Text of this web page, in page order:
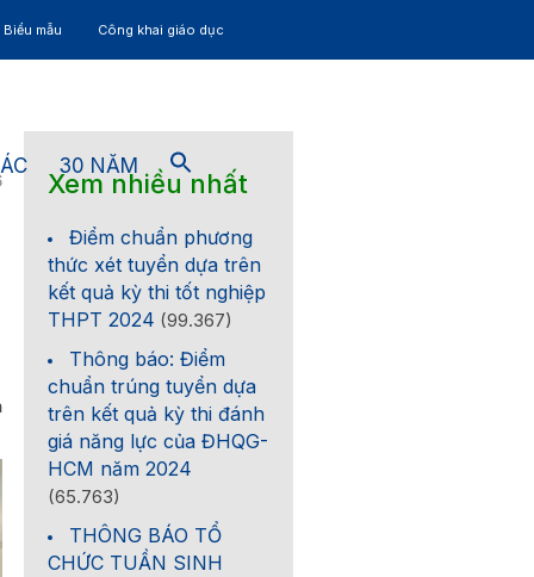
mẫu Công khai giáo dục
30 NĂM
Xem nhiều nhất
Điểm chuẩn phương
thức xét tuyển dựa trên
kết quả kỳ thi tốt nghiệp
THPT 2024 (99.367)
Thông báo: Điểm
chuẩn trúng tuyển dựa
trên kết quả kỳ thi đánh
giá năng lực của ĐHQG-
HCM năm 2024
(65.763)
THÔNG BÁO TỔ
CHỨC TUẦN SINH